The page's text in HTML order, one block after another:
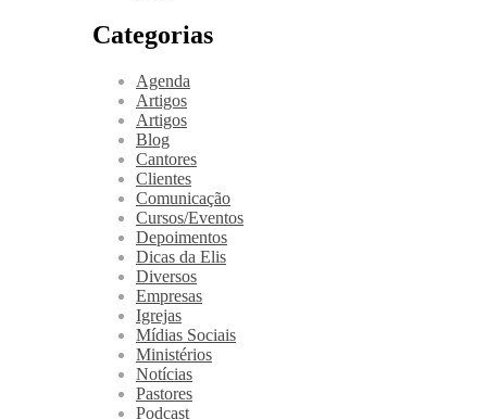
Categorias
Agenda
Artigos
Artigos
Blog
Cantores
Clientes
Comunicação
Cursos/Eventos
Depoimentos
Dicas da Elis
Diversos
Empresas
Igrejas
Mídias Sociais
Ministérios
Notícias
Pastores
Podcast